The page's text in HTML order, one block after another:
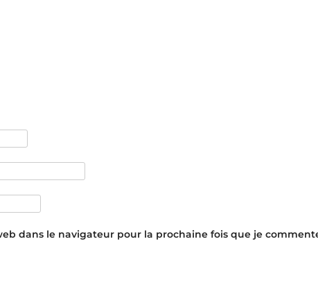
dans le navigateur pour la prochaine fois que je